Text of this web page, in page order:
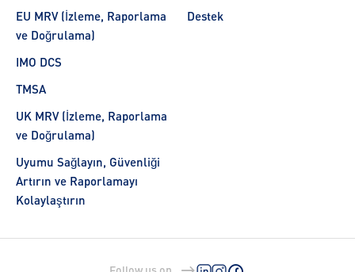
EU MRV (İzleme, Raporlama
ve Doğrulama)
IMO DCS
TMSA
UK MRV (İzleme, Raporlama
ve Doğrulama)
Uyumu Sağlayın, Güvenliği
Artırın ve Raporlamayı
Kolaylaştırın
Destek